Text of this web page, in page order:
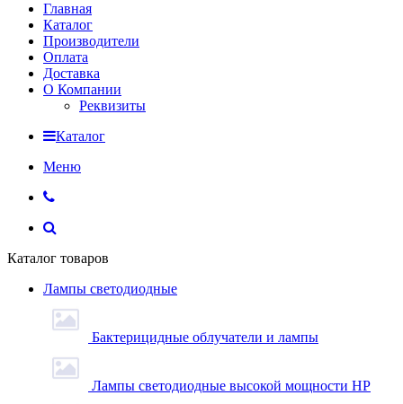
Главная
Каталог
Производители
Оплата
Доставка
О Компании
Реквизиты
Каталог
Меню
Каталог товаров
Лампы светодиодные
Бактерицидные облучатели и лампы
Лампы светодиодные высокой мощности HP